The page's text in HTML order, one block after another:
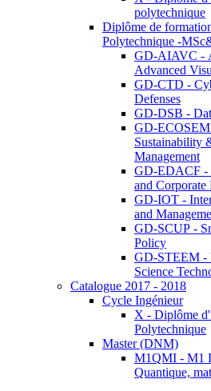
polytechnique
Diplôme de
Polytechnique -
GD-AIAVC -
Advanced
GD-CTD -
Defenses
GD-DSB -
GD-ECOSEM
Sustainability
Management
GD-EDACF -
and Corporate
GD-IOT -
and
GD-SCUP -
Policy
GD-STEEM -
Science
Catalogue 2017 - 2018
Cycle Ingénieur
X - Diplôme
Polytechnique
Master (DNM)
M1QMI - M1
Quantique,